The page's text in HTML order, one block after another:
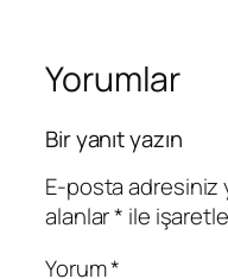
Yorumlar
Bir yanıt yazın
E-posta adresiniz
alanlar* ile
Yorum*